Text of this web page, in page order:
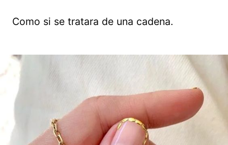
Como si se tratara de una cadena.